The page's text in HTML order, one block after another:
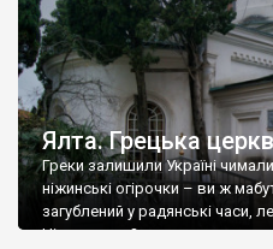
Ялта. Грецька
Греки залишили Україні
ніжинські огірочки – ви ж
загублений у радянські часи,
Ніжин греки?